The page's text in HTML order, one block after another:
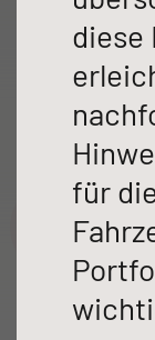
Zu den
Camper Vans
Dethleffs
Service
Dethleffs
Finde den
diese
für